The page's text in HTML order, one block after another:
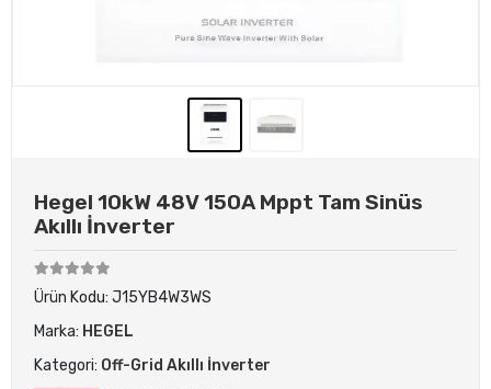
Hegel 10kW 48V 150A Mppt Tam Sinüs
Akıllı İnverter
Ürün Kodu: J15YB4W3WS
Marka: HEGEL
Kategori: Off-Grid Akıllı İnverter